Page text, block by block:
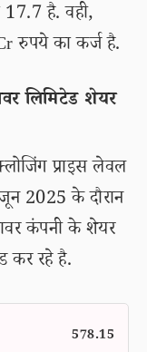
है. वही,
रुपये का कर्ज है.
लिमिटेड शेयर
प्राइस लेवल
2025 के दौरान
कंपनी के शेयर
कर रहे है.
578.15